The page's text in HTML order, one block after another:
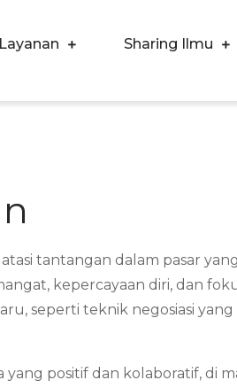
Layanan Sharing Ilmu
tantangan dalam pasar
kepercayaan diri, dan
seperti teknik negosiasi
positif dan kolaboratif, di